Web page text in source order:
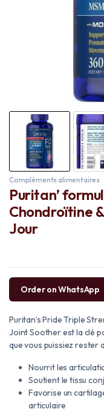
Compléments alimentaires
Puritan’
Chondroïtine
Jour
Order on WhatsApp
Puritan’s Pride Triple
Joint Soother est la clé
que vous puissiez rester
Nourrit les
Soutient le tissu
Favorise un
articulaire